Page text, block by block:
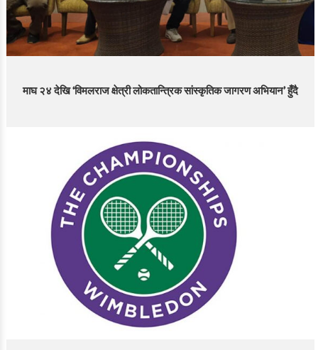
माघ २४ देखि ‘विमलराज क्षेत्री लोकतान्त्रिक सांस्कृतिक जागरण अभियान’ हुँदै